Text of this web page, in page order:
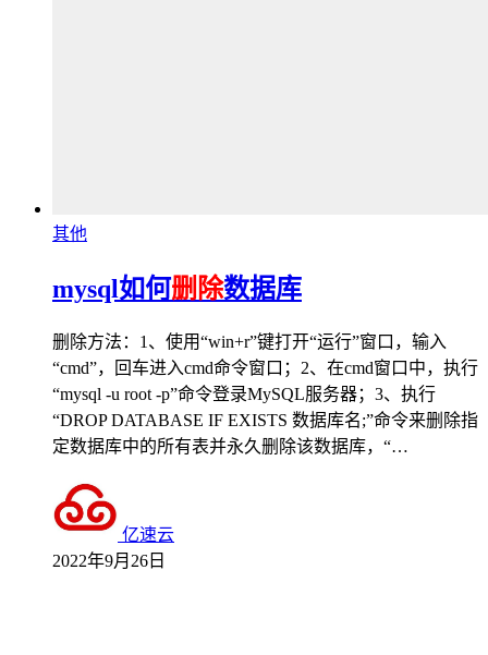
其他
mysql如何删除数据库
删除方法：1、使用“win+r”键打开“运行”窗口，输入
“cmd”，回车进入cmd命令窗口；2、在cmd窗口中，执行
“mysql -u root -p”命令登录MySQL服务器；3、执行
“DROP DATABASE IF EXISTS 数据库名;”命令来删除指
定数据库中的所有表并永久删除该数据库，“…
亿速云
2022年9月26日